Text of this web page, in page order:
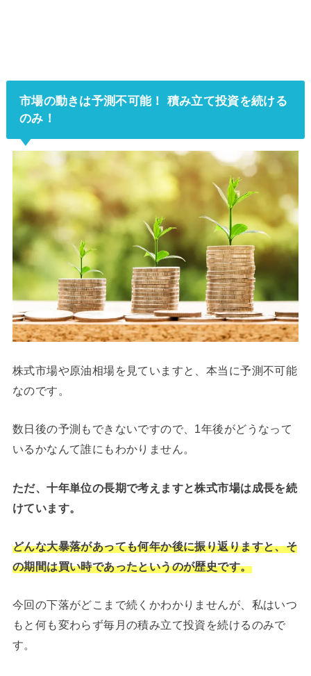
市場の動きは予測不可能！ 積み立て投資を続ける
のみ！
株式市場や原油相場を見ていますと、本当に予測不可能
なのです。
数日後の予測もできないですので、1年後がどうなって
いるかなんて誰にもわかりません。
ただ、十年単位の長期で考えますと株式市場は成長を続
けています。
どんな大暴落があっても何年か後に振り返りますと、そ
の期間は買い時であったというのが歴史です。
今回の下落がどこまで続くかわかりませんが、私はいつ
もと何も変わらず毎月の積み立て投資を続けるのみで
す。